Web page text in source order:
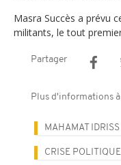
Masra Succès a prévu
militants, le tout
Partager
Plus d'informations
MAHAMAT IDRISS
CRISE POLITIQUE